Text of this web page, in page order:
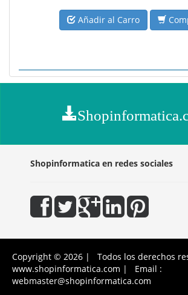
Añadir al Carro
Shopinformatica en redes sociales
Copyright © 2026 | Todos los derechos
www.shopinformatica.com | Email :
webmaster@shopinformatica.com